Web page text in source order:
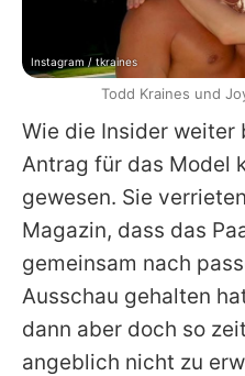
Wie die Insider weiter
Antrag für das Model
gewesen. Sie
Magazin, dass das
gemeinsam nach
Ausschau gehalten
dann aber doch so
angeblich nicht zu
Instagram / tkraines
Todd Kraines und